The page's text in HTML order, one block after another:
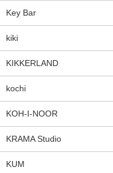
Key Bar
kiki
KIKKERLAND
kochi
KOH-I-NOOR
KRAMA Studio
KUM